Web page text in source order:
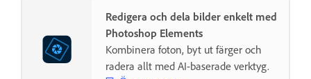
Redigera och dela bilder enkelt med
Photoshop Elements
Kombinera foton, byt ut färger och
radera allt med AI-baserade verktyg.